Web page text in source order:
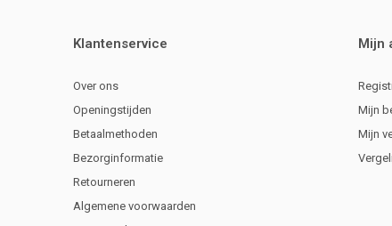
Klantenservice
Over ons
Openingstijden
Betaalmethoden
Bezorginformatie
Retourneren
Algemene voorwaarden
Mijn
Mijn
Mijn